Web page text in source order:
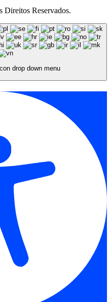
Direitos Reservados.